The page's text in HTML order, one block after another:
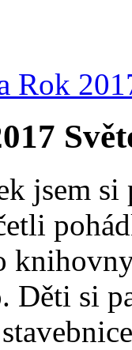
Rok
jsem
Děti si